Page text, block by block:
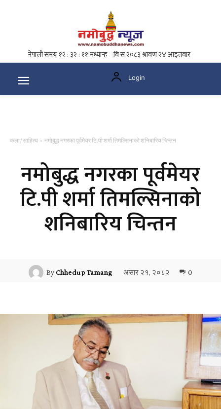
Login
कला/ साहित्य नमोबुद्ध नगरका पूर्वमेयर टि.पी शर्मा तिमल्सिनाको शनिबारिय चिन्तन
नमोबुद्ध नगरका पूर्वमेयर
टि.पी शर्मा तिमल्सिनाको
शनिबारिय चिन्तन
By Chhedup Tamang असार २१, २०८२ 0